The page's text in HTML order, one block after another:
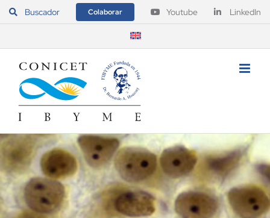
Saltar
Buscador Colaborar Youtube LinkedIn